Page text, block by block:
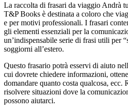
La raccolta di frasari da viaggio Andrà
T&P Books è destinata a coloro che
e per motivi professionali. I frasari
gli elementi essenziali per la
un’indispensabile serie di frasi utili per
soggiorni all’estero.
Questo frasario potrà esservi di aiuto
cui dovrete chiedere informazioni,
domandare quanto costa qualcosa, ecc.
risolvere situazioni dove la
possono aiutarci.